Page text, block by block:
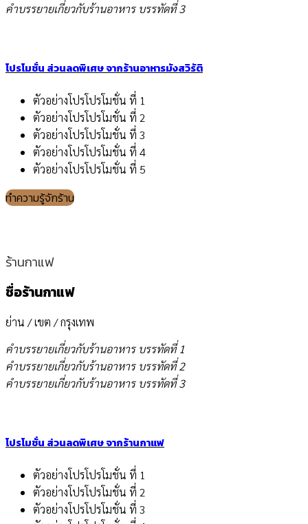
คำบรรยายเกี่ยวกับร้านอาหาร บรรทัดที่ 3
โปรโมชั่น ส่วนลดพิเศษ จากร้านอาหารมังสวิรัติ
ตัวอย่างโปรโปรโมชั่น ที่ 1
ตัวอย่างโปรโปรโมชั่น ที่ 2
ตัวอย่างโปรโปรโมชั่น ที่ 3
ตัวอย่างโปรโปรโมชั่น ที่ 4
ตัวอย่างโปรโปรโมชั่น ที่ 5
ทำความรู้จักร้าน
ร้านกาแฟ
ชื่อร้านกาแฟ
ย่าน / เขต / กรุงเทพ
คำบรรยายเกี่ยวกับร้านอาหาร บรรทัดที่ 1
คำบรรยายเกี่ยวกับร้านอาหาร บรรทัดที่ 2
คำบรรยายเกี่ยวกับร้านอาหาร บรรทัดที่ 3
โปรโมชั่น ส่วนลดพิเศษ จากร้านกาแฟ
ตัวอย่างโปรโปรโมชั่น ที่ 1
ตัวอย่างโปรโปรโมชั่น ที่ 2
ตัวอย่างโปรโปรโมชั่น ที่ 3